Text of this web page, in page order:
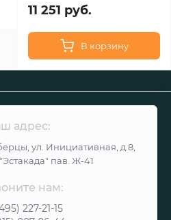
11 251 руб.
В корзину
адрес:
ул. Инициативная, д.8,
пав. Ж-41
нам:
227-21-15